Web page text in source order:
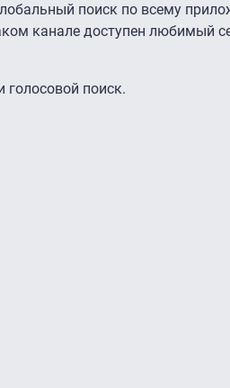
поиск по всему
канале доступен любимый
голосовой поиск.